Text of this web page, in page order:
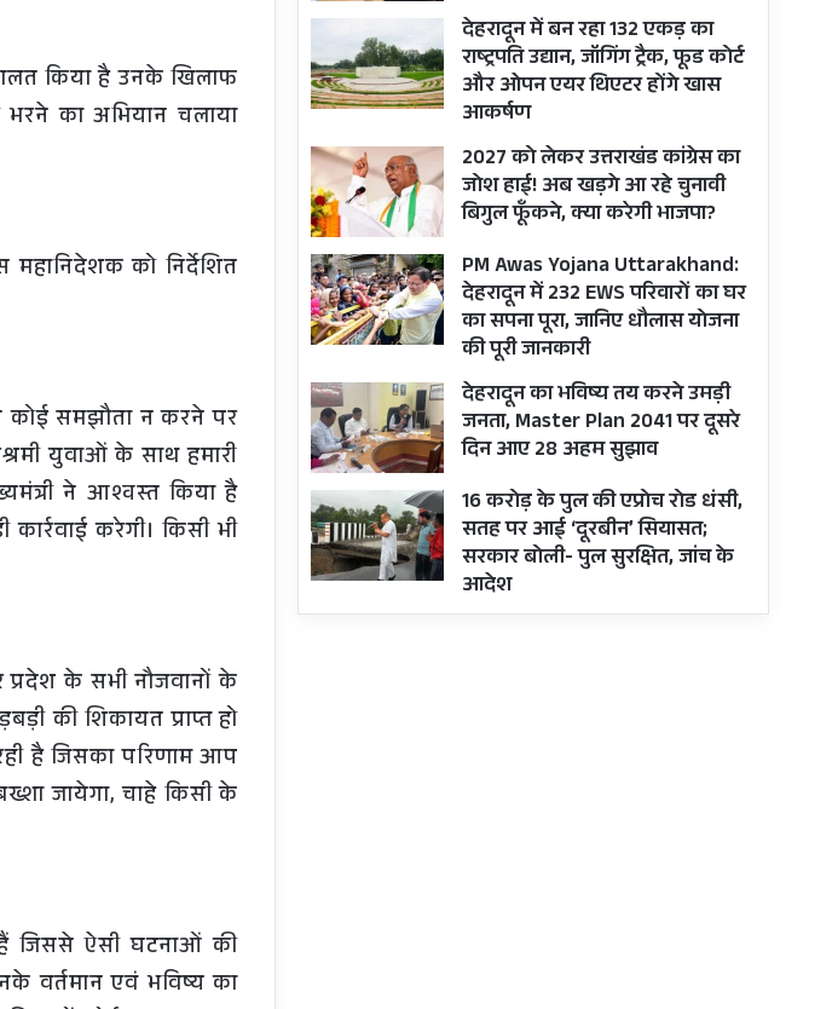
किया है उनके खिलाफ
भरने का अभियान चलाया
को निर्देशित
कोई समझौता न करने पर
युवाओं के साथ हमारी
ने आश्वस्त किया है
करेगी। किसी भी
प्रदेश के सभी नौजवानों के
की शिकायत प्राप्त हो
है जिसका परिणाम आप
जायेगा, चाहे किसी के
जिससे ऐसी घटनाओं की
वर्तमान एवं भविष्य का
देहरादून में बन रहा 132 एकड़ का
राष्ट्रपति उद्यान, जॉगिंग ट्रैक, फूड कोर्ट
और ओपन एयर थिएटर होंगे खास
आकर्षण
2027 को लेकर उत्तराखंड कांग्रेस का
जोश हाई! अब खड़गे आ रहे चुनावी
बिगुल फूँकने, क्या करेगी भाजपा?
PM Awas Yojana Uttarakhand:
देहरादून में 232 EWS परिवारों का घर
का सपना पूरा, जानिए धौलास योजना
की पूरी जानकारी
देहरादून का भविष्य तय करने उमड़ी
जनता, Master Plan 2041 पर दूसरे
दिन आए 28 अहम सुझाव
16 करोड़ के पुल की एप्रोच रोड धंसी,
सतह पर आई ‘दूरबीन’ सियासत;
सरकार बोली- पुल सुरक्षित, जांच के
आदेश